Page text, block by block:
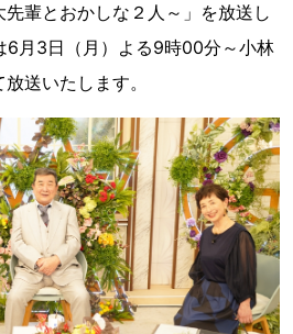
輩とおかしな２人～」を放送し
6月3日（月）よる9時00分～小林
送いたします。